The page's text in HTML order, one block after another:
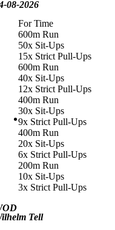
08-2026
For Time
600m Run
50x Sit-Ups
15x Strict Pull-Ups
600m Run
40x Sit-Ups
12x Strict Pull-Ups
400m Run
30x Sit-Ups
9x Strict Pull-Ups
400m Run
20x Sit-Ups
6x Strict Pull-Ups
200m Run
10x Sit-Ups
3x Strict Pull-Ups
Tell